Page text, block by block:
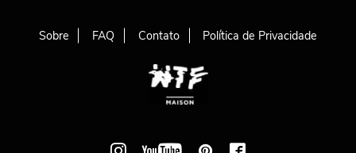
Sobre FAQ Contato Política de Privacidade